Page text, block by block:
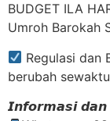
BUDGET ILA
Umroh Barokah
Regulasi dan
berubah
𝙄𝙣𝙛𝙤𝙧𝙢𝙖𝙨𝙞